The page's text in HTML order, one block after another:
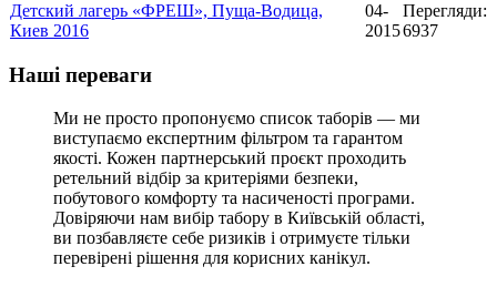
Детский лагерь «ФРЕШ», Пуща-Водица,
Киев 2016
04-
2015
Перегляди:
6937
Наші переваги
Ми не просто пропонуємо список таборів — ми
виступаємо експертним фільтром та гарантом
якості. Кожен партнерський проєкт проходить
ретельний відбір за критеріями безпеки,
побутового комфорту та насиченості програми.
Довіряючи нам вибір табору в Київській області,
ви позбавляєте себе ризиків і отримуєте тільки
перевірені рішення для корисних канікул.